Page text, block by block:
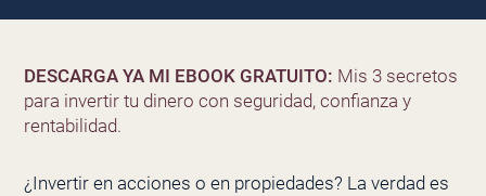
DESCARGA YA MI EBOOK GRATUITO: Mis 3 secretos
para invertir tu dinero con seguridad, confianza y
rentabilidad.
¿Invertir en acciones o en propiedades? La verdad es